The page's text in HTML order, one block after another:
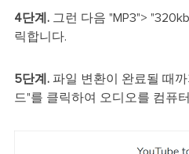
4단계.그런 다음 "MP3">
릭합니다.
5단계. 파일 변환이 완료될 때
드"를 클릭하여 오디오를 컴퓨